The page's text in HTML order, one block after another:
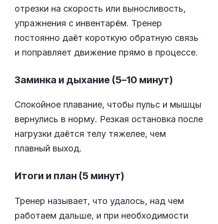
отрезки на скорость или выносливость,
упражнения с инвентарём. Тренер
постоянно даёт короткую обратную связь
и поправляет движение прямо в процессе.
Заминка и дыхание (5–10 минут)
Спокойное плавание, чтобы пульс и мышцы
вернулись в норму. Резкая остановка после
нагрузки даётся телу тяжелее, чем
плавный выход.
Итоги и план (5 минут)
Тренер называет, что удалось, над чем
работаем дальше, и при необходимости